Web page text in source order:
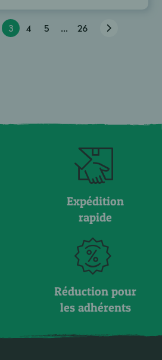
3 4 5 ... 26
Expédition
rapide
Réduction pour
les adhérents